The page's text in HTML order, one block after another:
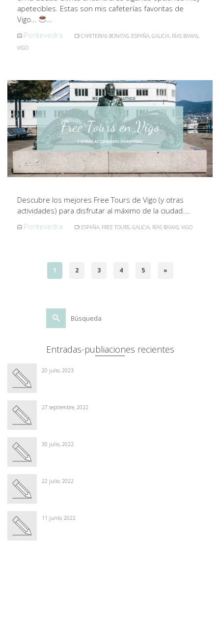
apetecibles. Estas son mis cafeterías favoritas de
Vigo…
Pontevedra
CAFETERIAS BONITAS, ESPAÑA, GALICIA, RÍAS BAIXAS,
VIGO
Descubre los mejores Free Tours de Vigo (y otras
actividades) para disfrutar al máximo de la ciudad.…
Pontevedra
ESPAÑA, FREE TOURS, GALICIA, RÍAS BAIXAS, VIGO
1 2 3 4 5 »
Buscar
por:
Entradas-publiaciones recientes
20 julio, 2023
27 septiembre, 2022
30 julio, 2022
22 julio, 2022
11 junio, 2022